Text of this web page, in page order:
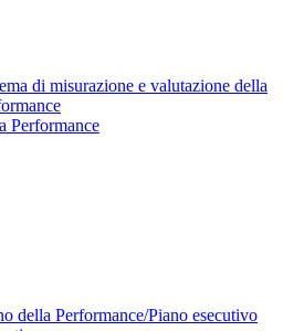
di misurazione e valutazione della
Performance
della Performance/Piano esecutivo